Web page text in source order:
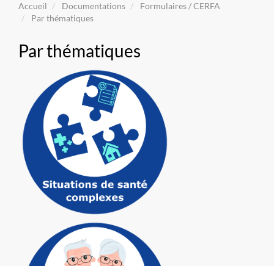
Accueil Documentations
Formulaires / CERFA
Par thématiques
Par thématiques